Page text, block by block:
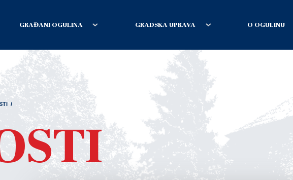
GRAĐANI OGULINA GRADSKA UPRAVA O OGULINU
/